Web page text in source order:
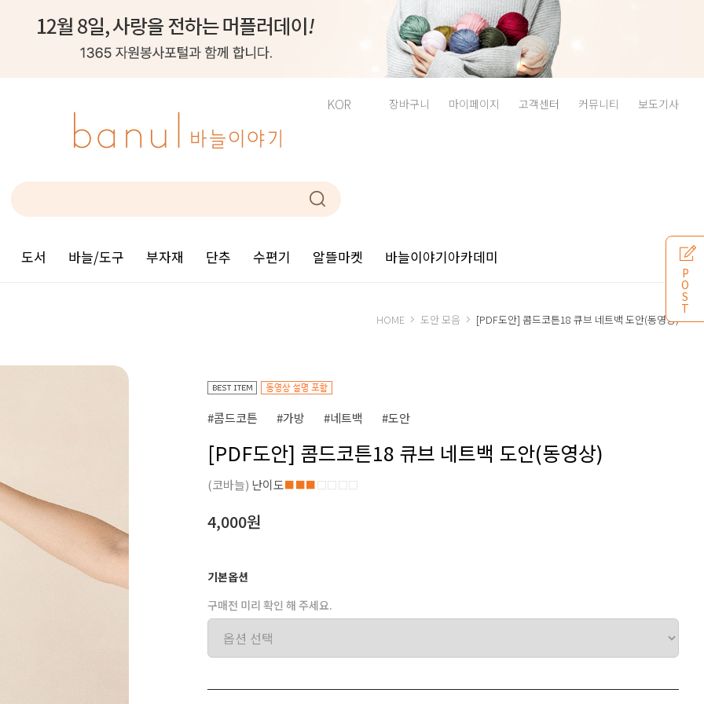
KOR 장바구니 마이페이지 고객센터 커뮤니티 보도기사
도서 바늘/도구 부자재 단추 수편기 알뜰마켓 바늘이야기아카데미
HOME 도안 모음 [PDF도안] 콤드코튼18 큐브 네트백 도안(동영상)
#콤드코튼 #가방 #네트백 #도안
[PDF도안] 콤드코튼18 큐브 네트백 도안(동영상)
(코바늘) 난이도■■■□□□□
4,000원
기본옵션
구매전 미리 확인 해 주세요.
P
O
S
T